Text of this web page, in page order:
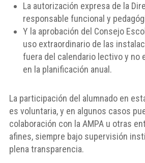
La autorización expresa de la
responsable funcional y
Y la aprobación del Consejo
uso extraordinario de las
fuera del calendario lectivo y no
en la planificación anual.
La participación del alumnado en
es voluntaria, y en algunos casos
colaboración con la AMPA u otras
afines, siempre bajo supervisión
plena transparencia.